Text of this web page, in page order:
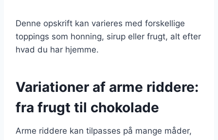
Denne opskrift kan varieres med forskellige
toppings som honning, sirup eller frugt, alt efter
hvad du har hjemme.
Variationer af arme riddere:
fra frugt til chokolade
Arme riddere kan tilpasses på mange måder,